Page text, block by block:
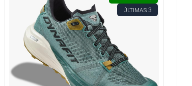
ÚLTIMAS 3